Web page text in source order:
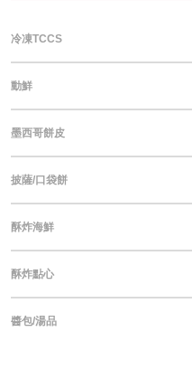
冷凍TCCS
動鮮
墨西哥餅皮
披薩/口袋餅
酥炸海鮮
酥炸點心
醬包/湯品